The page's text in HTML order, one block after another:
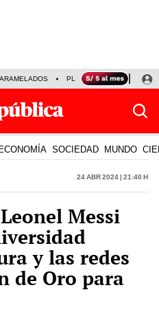
PLAZA VEA
ECONOMÍA SOCIEDAD MUNDO
24 Abr 2024 | 21:40 h
Messi
y las redes
de Oro para